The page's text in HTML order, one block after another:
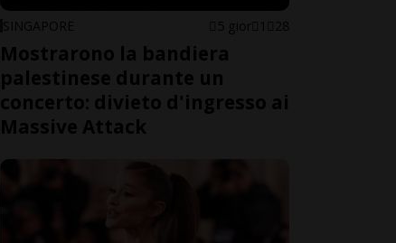
SINGAPORE 5 gior 1 28
Mostrarono la bandiera
palestinese durante un
concerto: divieto d'ingresso ai
Massive Attack